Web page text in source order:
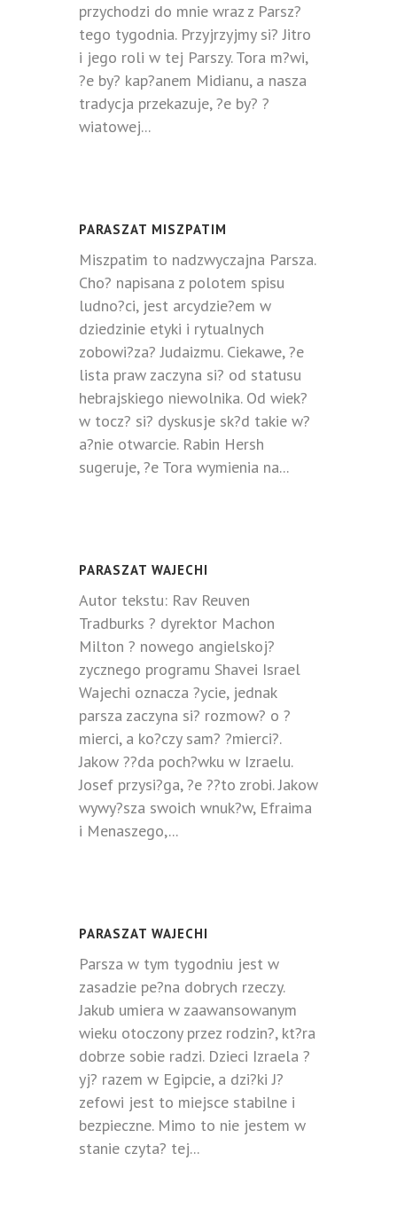
przychodzi do mnie wraz z Parsz?
tego tygodnia. Przyjrzyjmy si? Jitro
i jego roli w tej Parszy. Tora m?wi,
?e by? kap?anem Midianu, a nasza
tradycja przekazuje, ?e by? ?
wiatowej...
PARASZAT MISZPATIM
Miszpatim to nadzwyczajna Parsza.
Cho? napisana z polotem spisu
ludno?ci, jest arcydzie?em w
dziedzinie etyki i rytualnych
zobowi?za? Judaizmu. Ciekawe, ?e
lista praw zaczyna si? od statusu
hebrajskiego niewolnika. Od wiek?
w tocz? si? dyskusje sk?d takie w?
a?nie otwarcie. Rabin Hersh
sugeruje, ?e Tora wymienia na...
PARASZAT WAJECHI
Autor tekstu: Rav Reuven
Tradburks ? dyrektor Machon
Milton ? nowego angielskoj?
zycznego programu Shavei Israel
Wajechi oznacza ?ycie, jednak
parsza zaczyna si? rozmow? o ?
mierci, a ko?czy sam? ?mierci?.
Jakow ??da poch?wku w Izraelu.
Josef przysi?ga, ?e ??to zrobi. Jakow
wywy?sza swoich wnuk?w, Efraima
i Menaszego,...
PARASZAT WAJECHI
Parsza w tym tygodniu jest w
zasadzie pe?na dobrych rzeczy.
Jakub umiera w zaawansowanym
wieku otoczony przez rodzin?, kt?ra
dobrze sobie radzi. Dzieci Izraela ?
yj? razem w Egipcie, a dzi?ki J?
zefowi jest to miejsce stabilne i
bezpieczne. Mimo to nie jestem w
stanie czyta? tej...